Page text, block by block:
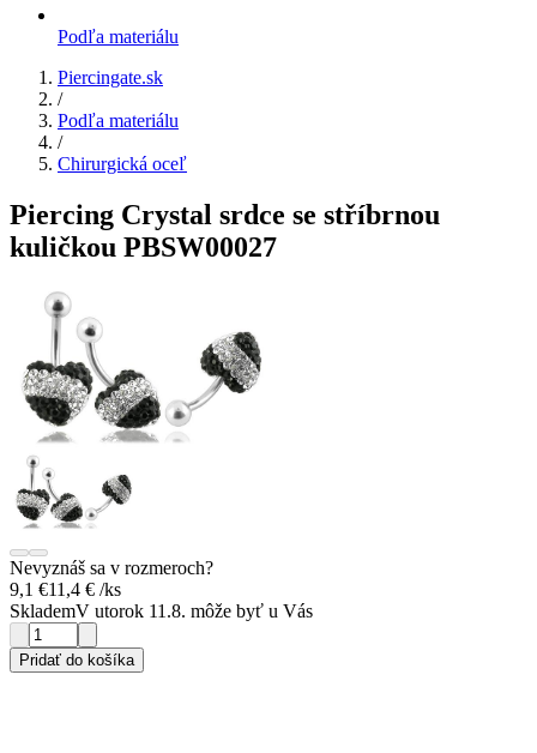
Podľa materiálu
Piercingate.sk
/
Podľa materiálu
/
Chirurgická oceľ
Piercing Crystal srdce se stříbrnou
kuličkou PBSW00027
Nevyznáš sa v rozmeroch?
9,1 €11,4 € /ks
SklademV utorok 11.8. môže byť u Vás
Pridať do košíka